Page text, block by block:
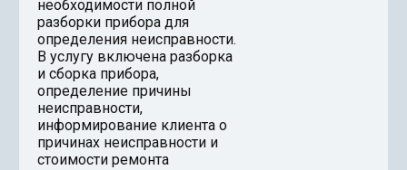
необходимости полной
разборки прибора для
определения неисправности.
В услугу включена разборка
и сборка прибора,
определение причины
неисправности,
информирование клиента о
причинах неисправности и
стоимости ремонта